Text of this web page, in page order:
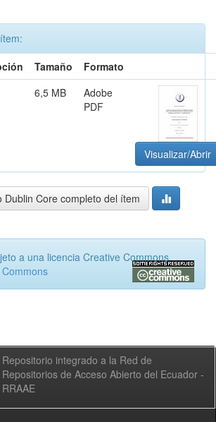
Tamaño
Formato
6,5 MB
Adobe
PDF
Visualizar/Abrir
Dublin Core completo del ítem
a una licencia Creative Commons
Repositorio integrado a la Red de
Repositorios de Acceso Abierto del Ecuador -
RRAAE